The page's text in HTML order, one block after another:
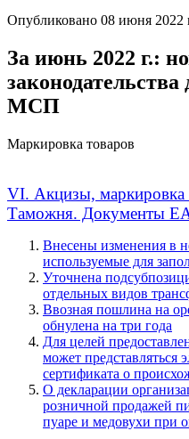
Опубликовано 08 июня 2022
За июнь 2022 г.:
МСП
Маркировка товаров
VI. Акцизы, маркировка
Таможня. Документы
Внесены изменения в
используемые для
Уточнена
отдельных видов
Ввозная пошлина на
обнулена на три года
Для целей
может представляться
сертификата о
О декларации
розничной продажей
пуаре и медовухи при